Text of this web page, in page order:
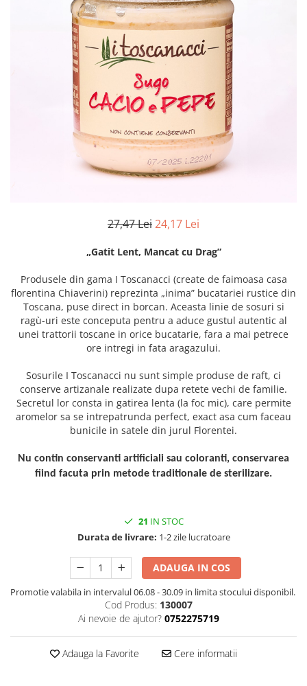
Condimente turcesti
Ghimbir murat la borcan
27,47 Lei24,17 Lei
„Gatit Lent, Mancat cu Drag”
Produsele din gama I Toscanacci (create de faimoasa casa
florentina Chiaverini) reprezinta „inima” bucatariei rustice din
Toscana, puse direct in borcan. Aceasta linie de sosuri si
ragù-uri este conceputa pentru a aduce gustul autentic al
unei trattorii toscane in orice bucatarie, fara a mai petrece
ore intregi in fata aragazului.
Sosurile I Toscanacci nu sunt simple produse de raft, ci
conserve artizanale realizate dupa retete vechi de familie.
Secretul lor consta in gatirea lenta (la foc mic), care permite
aromelor sa se intrepatrunda perfect, exact asa cum faceau
bunicile in satele din jurul Florentei.
Nu contin conservanti artificiali sau coloranti, conservarea
fiind facuta prin metode traditionale de sterilizare.
21 IN STOC
Durata de livrare: 1-2 zile lucratoare
ADAUGA IN COS
Promotie valabila in intervalul 06.08 - 30.09 in limita stocului disponibil.
Cod Produs: 130007
Ai nevoie de ajutor? 0752275719
Adauga la Favorite Cere informatii